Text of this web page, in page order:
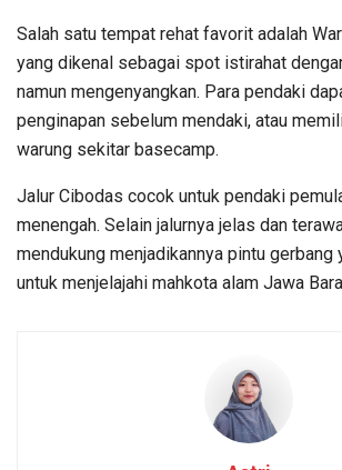
Salah satu tempat rehat favorit adalah
yang dikenal sebagai spot istirahat
namun mengenyangkan. Para pendaki
penginapan sebelum mendaki, atau
warung sekitar basecamp.
Jalur Cibodas cocok untuk pendaki
menengah. Selain jalurnya jelas dan
mendukung menjadikannya pintu gerbang
untuk menjelajahi mahkota alam Jawa